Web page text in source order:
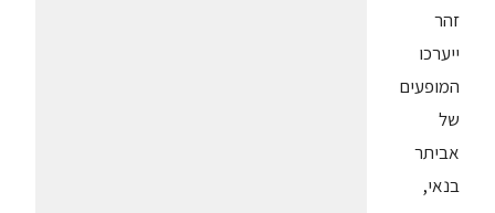
זהר
ייערכו
המופעים
של
אביתר
בנאי,